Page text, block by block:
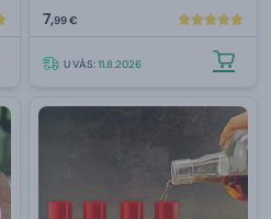
7,99 €
U VÁS:11.8.2026